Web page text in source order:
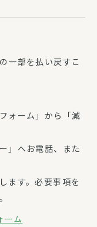
一部を払い戻すこ
ォーム」から「減
」へお電話、また
ます。必要事項を
ーム